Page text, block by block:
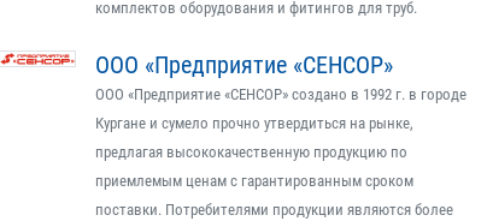
комплектов оборудования и фитингов для труб.
ООО «Предприятие «СЕНСОР»
ООО «Предприятие «СЕНСОР» создано в 1992 г. в городе
Кургане и сумело прочно утвердиться на рынке,
предлагая высококачественную продукцию по
приемлемым ценам с гарантированным сроком
поставки. Потребителями продукции являются более